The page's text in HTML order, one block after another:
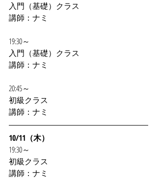
入門（基礎）クラス
講師：ナミ
19:30～
入門（基礎）クラス
講師：ナミ
20:45～
初級クラス
講師：ナミ
10/11（木）
19:30～
初級クラス
講師：ナミ